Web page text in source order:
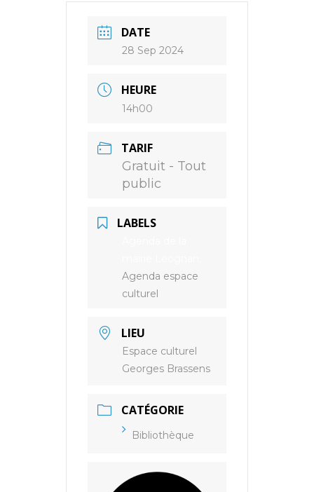
DATE
28 Sep 2024
HEURE
14h00
TARIF
Gratuit - Tout
public
LABELS
Agenda espace
culturel
LIEU
Espace culturel
Georges Brassens
CATÉGORIE
Bibliothèque